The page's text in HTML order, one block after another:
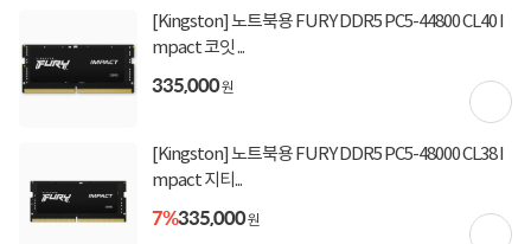
[Kingston] 노트북용 FURY DDR5 PC5-44800 CL40 I
mpact 코잇 ...
335,000원
[Kingston] 노트북용 FURY DDR5 PC5-48000 CL38 I
mpact 지티...
7%335,000원
신고
지금 후기쓰면 적립금 2배! 총1,607
상품
98%